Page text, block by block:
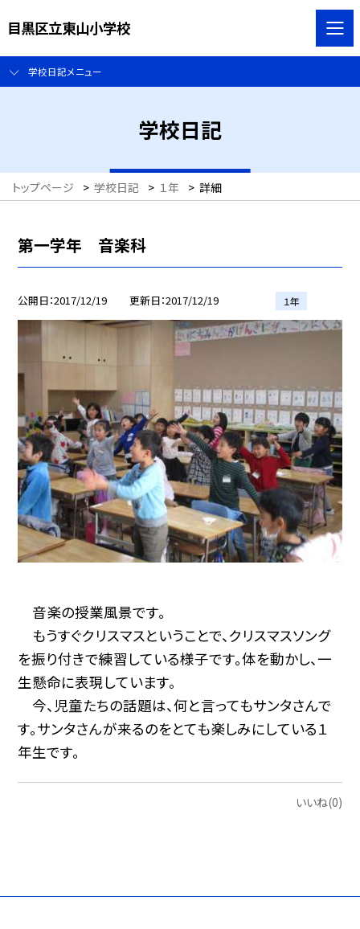
目黒区立東山小学校
学校日記メニュー
学校日記
トップページ > 学校日記 > １年 > 詳細
第一学年 音楽科
公開日 2017/12/19 更新日 2017/12/19 １年
音楽の授業風景です。
もうすぐクリスマスということで、クリスマスソング
を振り付きで練習している様子です。体を動かし、一
生懸命に表現しています。
今、児童たちの話題は、何と言ってもサンタさんで
す。サンタさんが来るのをとても楽しみにしている１
年生です。
いいね(0)